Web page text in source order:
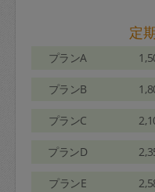
定
プランA
プランB
プランC
プランD
プランE